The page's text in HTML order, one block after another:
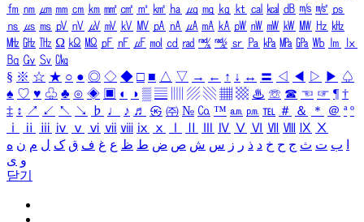
㎙ ㎚ ㎛ ㎜ ㎝ ㎞ ㎟ ㎠ ㎡ ㎢ ㏊ ㎍ ㎎ ㎏ ㏏ ㎈ ㎉ ㏈ ㎧ ㎨ ㎰
㎱ ㎲ ㎳ ㎴ ㎵ ㎶ ㎷ ㎸ ㎹ ㎀ ㎁ ㎂ ㎃ ㎄ ㎺ ㎻ ㎽ ㎾ ㎿ ㎐ ㎑
㎒ ㎓ ㎔ Ω ㏀ ㏁ ㎊ ㎋ ㎌ ㏖ ㏅ ㎭ ㎮ ㎯ ㏛ ㎩ ㎪ ㎫ ㎬ ㏝ ㏐
㏓
㏃ ㏉ ㏜ ㏆
§ ※ ☆ ★ ○ ● ◎ ◇ ◆ □ ■ △ ▽ → ← ↑ ↓ ↔ 〓 ◁ ◀ ▷ ▶ ♤
♠ ♡ ♥ ♧ ♣ ⊙ ◈ ▣ ◐ ◑ ▒ ▤ ▨ ▧ ▦ ▩ ♨ ☏ ☎ ☜ ☞ ¶ †
‡ ↕ ↗ ↙ ↖ ↘ ♭ ♩ ♪ ♬ ㉿ ㈜ № ㏇ ™ ㏂ ㏘ ℡ ＃ ＆ ＊ ＠ ª º
ⅰ
ⅱ ⅲ ⅳ ⅴ ⅵ ⅶ ⅷ ⅸ ⅹ Ⅳ Ⅴ Ⅵ Ⅶ Ⅷ Ⅸ Ⅹ
ب ت ث ج ح خ د ذ ر ز س ش ص ض ط ظ ع غ ف ق ک ل م ن ه
و ی
닫기